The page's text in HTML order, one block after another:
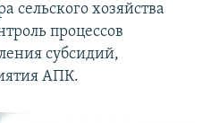
сельского хозяйства
процессов
субсидий,
АПК.